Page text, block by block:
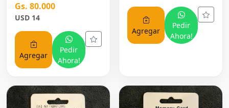
Gs. 80.000
USD 14
Agregar
Pedir
Ahora!
Agregar
Pedir
Ahora!